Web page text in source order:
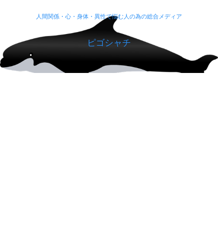
人間関係・心・身体・異性で悩む人の為の総合メディア
ピゴシャチ